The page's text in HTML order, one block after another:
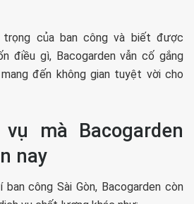
của ban công và biết được
điều gì, Bacogarden vẫn cố gắng
đến không gian tuyệt vời cho
mà Bacogarden
nay
công Sài Gòn, Bacogarden còn